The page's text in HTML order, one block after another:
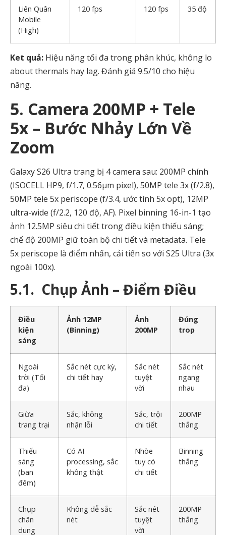
Liên Quân
Mobile
(High)
120 fps 120 fps 35 độ
Ket quả: Hiệu năng tối đa trong phân khúc, không lo
about thermals hay lag. Đánh giá 9.5/10 cho hiệu
năng.
5. Camera 200MP + Tele
5x – Bước Nhảy Lớn Về
Zoom
Galaxy S26 Ultra trang bị 4 camera sau: 200MP chính
(ISOCELL HP9, f/1.7, 0.56µm pixel), 50MP tele 3x (f/2.8),
50MP tele 5x periscope (f/3.4, ước tính 5x opt), 12MP
ultra-wide (f/2.2, 120 độ, AF). Pixel binning 16-in-1 tạo
ảnh 12.5MP siêu chi tiết trong điều kiện thiếu sáng;
chế độ 200MP giữ toàn bộ chi tiết và metadata. Tele
5x periscope là điểm nhấn, cải tiến so với S25 Ultra (3x
ngoài 100x).
5.1. Chụp Ảnh – Điểm Điều
Điều
kiện
sáng
Ảnh 12MP
(Binning)
Ảnh
200MP
Đúng
trop
Ngoài
trời (Tối
đa)
Sắc nét cực kỳ,
chi tiết hay
Sắc nét
tuyệt
vời
Sắc nét
ngang
nhau
Giữa
trang trại
Sắc, không
nhận lỗi
Sắc, trội
chi tiết
200MP
thắng
Thiếu
sáng
(ban
đêm)
Có AI
processing, sắc
không thật
Nhòe
tuy có
chi tiết
Binning
thắng
Chụp
chân
dung
Không dễ sắc
nét
Sắc nét
tuyệt
vời
200MP
thắng